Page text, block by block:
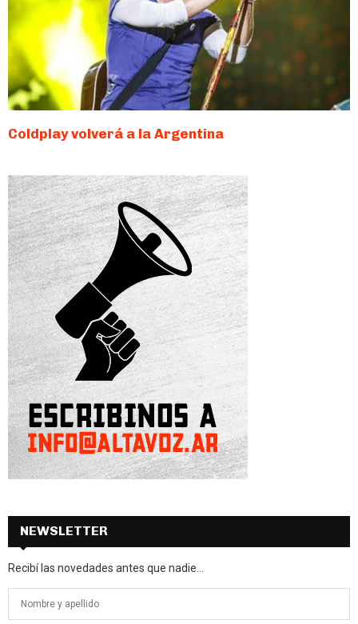
Coldplay volverá a la Argentina
NEWSLETTER
Recibí las novedades antes que nadie...